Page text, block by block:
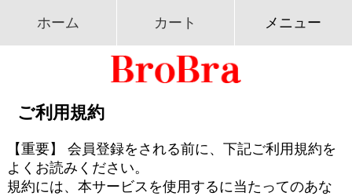
ホーム カート メニュー
ご利用規約
【重要】 会員登録をされる前に、下記ご利用規約を
よくお読みください。
規約には、本サービスを使用するに当たってのあな